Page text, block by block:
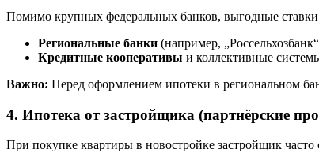
Помимо крупных федеральных банков, выгодные
Региональные банки (например,
Кредитные кооперативы и коллективные
Важно: Перед оформлением ипотеки в региональном
4. Ипотека от застройщика (партнёрские
При покупке квартиры в новостройке застройщик часто